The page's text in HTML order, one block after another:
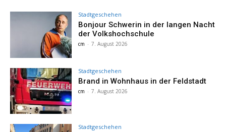
Stadtgeschehen
Bonjour Schwerin in der langen Nacht
der Volkshochschule
cm - 7. August 2026
Stadtgeschehen
Brand in Wohnhaus in der Feldstadt
cm - 7. August 2026
Stadtgeschehen